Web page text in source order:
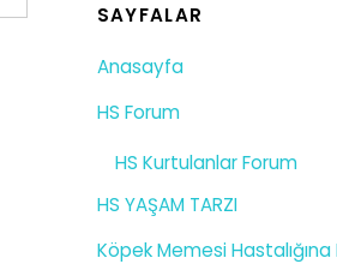
SAYFALAR
Anasayfa
HS Forum
HS Kurtulanlar Forum
HS YAŞAM TARZI
Köpek Memesi Hastalığına